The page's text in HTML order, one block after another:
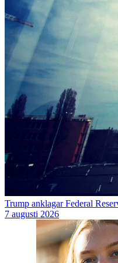
Trump anklagar Federal
7 augusti 2026